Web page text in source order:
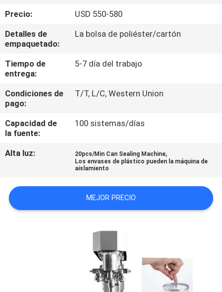
CALIDAD
ÉNTRENOS
EN
CONTACTO
CON
NOTICIAS
MAPA
DEL
Precio:
USD 550-580
Detalles de
empaquetado:
La bolsa de poliéster/cartón
Tiempo de
entrega:
5-7 día del trabajo
Condiciones de
pago:
T/T, L/C, Western Union
Capacidad de
la fuente:
100 sistemas/días
Alta luz: 20pcs/Min Can Sealing Machine,
Los envases de plástico pueden la máquina de
aislamiento
MEJOR PRECIO